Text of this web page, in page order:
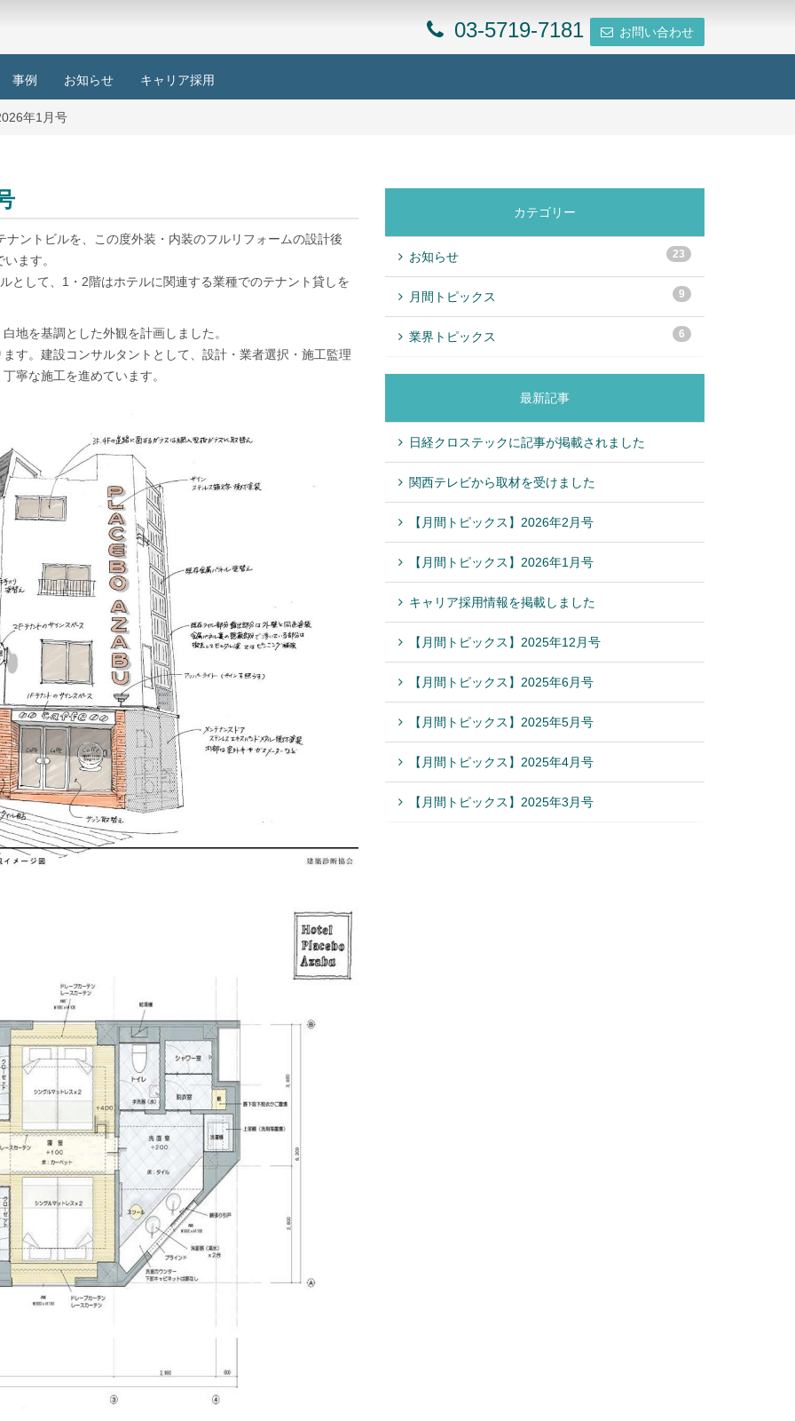
03-5719-7181 お問い合わせ
事例 お知らせ キャリア採用
年1月号
ントビルを、この度外装・内装のフルリフォームの設計後
ます。
として、1・2階はホテルに関連する業種でのテナント貸しを
地を基調とした外観を計画しました。
す。建設コンサルタントとして、設計・業者選択・施工監理
寧な施工を進めています。
カテゴリー
お知らせ 23
月間トピックス 9
業界トピックス 6
最新記事
日経クロステックに記事が掲載されました
関西テレビから取材を受けました
【月間トピックス】2026年2月号
【月間トピックス】2026年1月号
キャリア採用情報を掲載しました
【月間トピックス】2025年12月号
【月間トピックス】2025年6月号
【月間トピックス】2025年5月号
【月間トピックス】2025年4月号
【月間トピックス】2025年3月号